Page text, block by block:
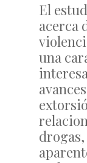
El
acerca
una